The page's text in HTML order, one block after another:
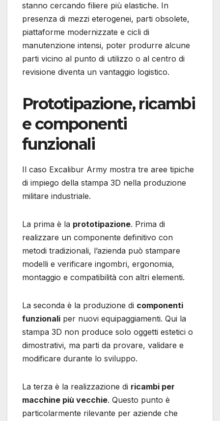
stanno cercando filiere più elastiche. In
presenza di mezzi eterogenei, parti obsolete,
piattaforme modernizzate e cicli di
manutenzione intensi, poter produrre alcune
parti vicino al punto di utilizzo o al centro di
revisione diventa un vantaggio logistico.
Prototipazione, ricambi
e componenti
funzionali
Il caso Excalibur Army mostra tre aree tipiche
di impiego della stampa 3D nella produzione
militare industriale.
La prima è la prototipazione. Prima di
realizzare un componente definitivo con
metodi tradizionali, l’azienda può stampare
modelli e verificare ingombri, ergonomia,
montaggio e compatibilità con altri elementi.
La seconda è la produzione di componenti
funzionali per nuovi equipaggiamenti. Qui la
stampa 3D non produce solo oggetti estetici o
dimostrativi, ma parti da provare, validare e
modificare durante lo sviluppo.
La terza è la realizzazione di ricambi per
macchine più vecchie. Questo punto è
particolarmente rilevante per aziende che